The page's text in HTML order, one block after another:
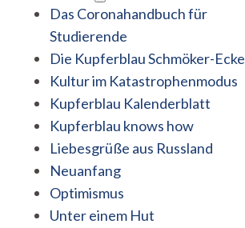
Das Coronahandbuch für
Studierende
Die Kupferblau Schmöker-Ecke
Kultur im Katastrophenmodus
Kupferblau Kalenderblatt
Kupferblau knows how
Liebesgrüße aus Russland
Neuanfang
Optimismus
Unter einem Hut